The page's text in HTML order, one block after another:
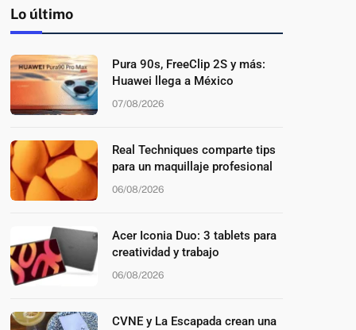
Lo último
Pura 90s, FreeClip 2S y más:
Huawei llega a México
07/08/2026
Real Techniques comparte tips
para un maquillaje profesional
06/08/2026
Acer Iconia Duo: 3 tablets para
creatividad y trabajo
06/08/2026
CVNE y La Escapada crean una